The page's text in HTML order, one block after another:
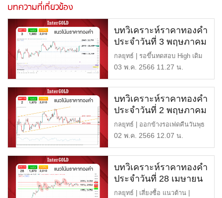
บทความที่เกี่ยวข้อง
บทวิเคราะห์ราคาทองคำ
ประจำวันที่ 3 พฤษภาคม
2566
กลยุทธ์ | รอขึ้นทดสอบ High เดิม
แนวต้าน | 2,010 หรือ 3 […]
03 พ.ค. 2566 11.27 น.
บทวิเคราะห์ราคาทองคำ
ประจำวันที่ 2 พฤษภาคม
2566
กลยุทธ์ | ออกข้างรอเฟดคืนวันพุธ
แนวต้าน | 2,010 หรือ 3 […]
02 พ.ค. 2566 12.07 น.
บทวิเคราะห์ราคาทองคำ
ประจำวันที่ 28 เมษายน
2566
กลยุทธ์ | เสี่ยงซื้อ แนวต้าน |